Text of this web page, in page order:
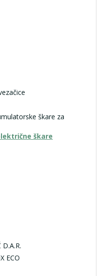
škare za
škare
D.A.R.
ECO